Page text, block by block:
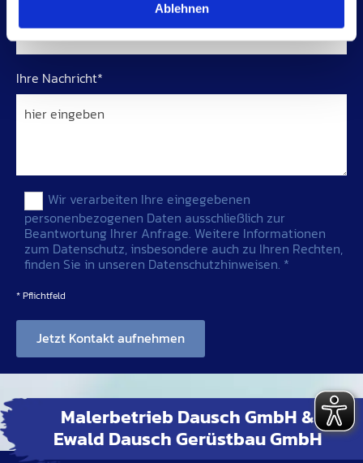
Ablehnen
Ihre Nachricht*
Wir verarbeiten Ihre eingegebenen
personenbezogenen Daten ausschließlich zur
Beantwortung Ihrer Anfrage. Weitere Informationen
zum Datenschutz, insbesondere auch zu Ihren Rechten,
finden Sie in unseren Datenschutzhinweisen. *
* Pflichtfeld
Malerbetrieb Dausch GmbH &
Ewald Dausch Gerüstbau GmbH